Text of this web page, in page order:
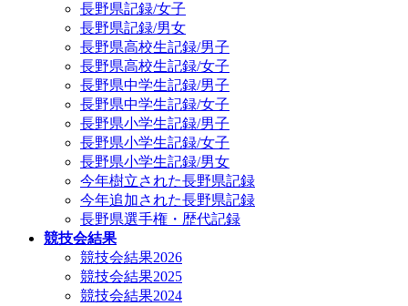
長野県記録/女子
長野県記録/男女
長野県高校生記録/男子
長野県高校生記録/女子
長野県中学生記録/男子
長野県中学生記録/女子
長野県小学生記録/男子
長野県小学生記録/女子
長野県小学生記録/男女
今年樹立された長野県記録
今年追加された長野県記録
長野県選手権・歴代記録
競技会結果
競技会結果2026
競技会結果2025
競技会結果2024